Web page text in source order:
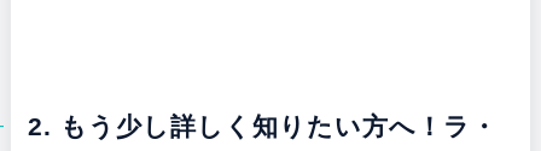
2. もう少し詳しく知りたい方へ！ラ・